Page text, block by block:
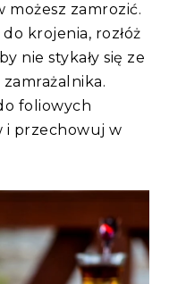
zamrozić.
krojenia, rozłóż
nie stykały się ze
zamrażalnika.
foliowych
i przechowuj w